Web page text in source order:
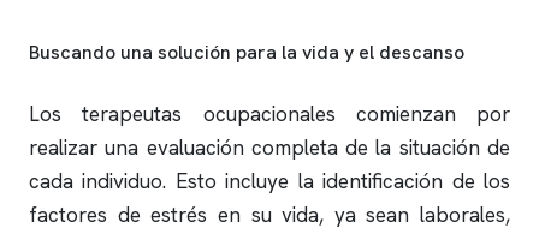
Buscando una solución para la vida y el descanso
Los terapeutas ocupacionales comienzan por
realizar una evaluación completa de la situación de
cada individuo. Esto incluye la identificación de los
factores de estrés en su vida, ya sean laborales,